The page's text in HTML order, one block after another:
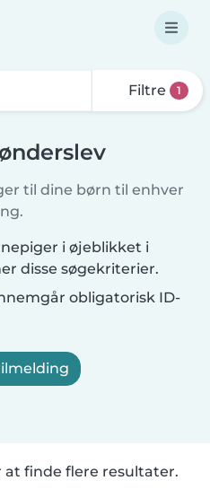
Filtre 1
til dine børn til enhver
i øjeblikket i
disse søgekriterier.
obligatorisk ID-
finde flere resultater.